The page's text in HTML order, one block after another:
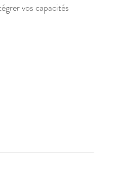
vos capacités